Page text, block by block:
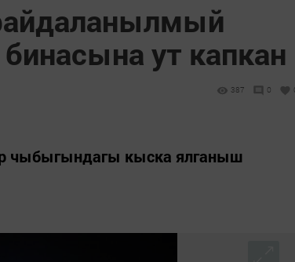
ут капкан
387 0
чыбыгындагы кыска ялганыш